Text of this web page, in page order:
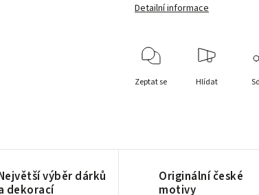
Detailní informace
Zeptat se Hlídat
výběr dárků
dekorací
Originální české
motivy